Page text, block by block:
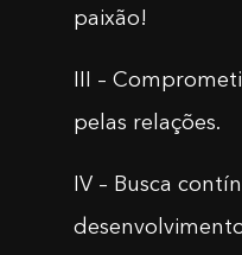
paixão!
III –
pelas relações.
IV – Busca